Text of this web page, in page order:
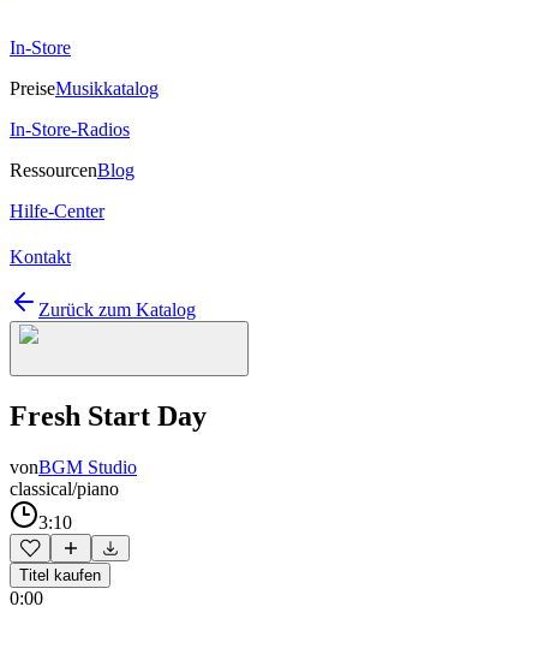
In-Store
PreiseMusikkatalog
In-Store-Radios
RessourcenBlog
Hilfe-Center
Kontakt
Zurück zum Katalog
Fresh Start Day
vonBGM Studio
classical/piano
3:10
Titel kaufen
0:00